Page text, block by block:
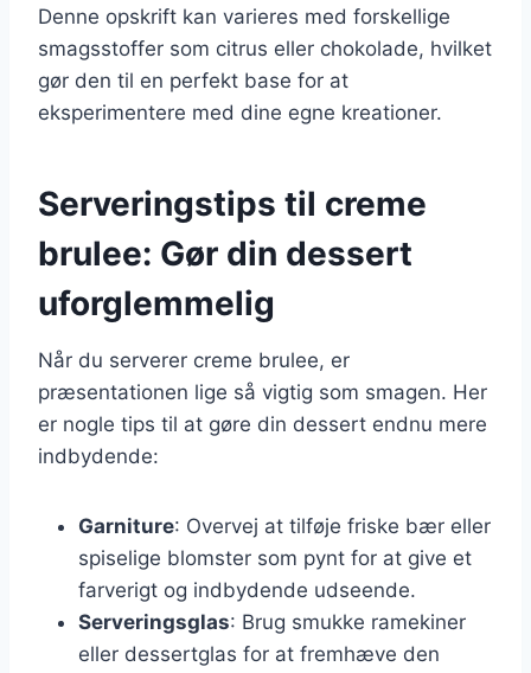
Denne opskrift kan varieres med forskellige
smagsstoffer som citrus eller chokolade, hvilket
gør den til en perfekt base for at
eksperimentere med dine egne kreationer.
Serveringstips til creme
brulee: Gør din dessert
uforglemmelig
Når du serverer creme brulee, er
præsentationen lige så vigtig som smagen. Her
er nogle tips til at gøre din dessert endnu mere
indbydende:
Garniture: Overvej at tilføje friske bær eller
spiselige blomster som pynt for at give et
farverigt og indbydende udseende.
Serveringsglas: Brug smukke ramekiner
eller dessertglas for at fremhæve den